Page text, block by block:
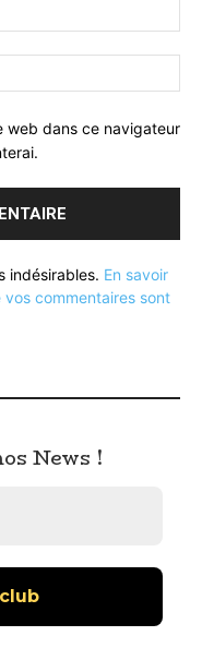
:*
:
web dans ce navigateur
indésirables. En savoir
commentaires sont
News !